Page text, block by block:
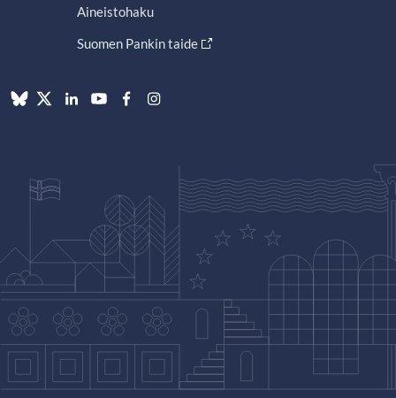
Aineistohaku
Suomen Pankin taide